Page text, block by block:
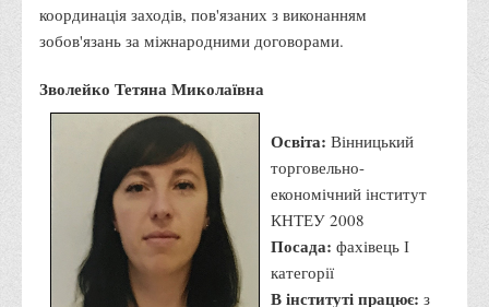
Реквізити для оплати
Права та обов'язки студентів
Інформація про гуртожитки
Положення
Положення про переведення здобувачів вищої освіти на
вакантні місця державного замовлення
Положення про старосту академічної групи
Положення про оцінювання результатів навчання
здобувачів вищої освіти
координація заходів, пов'язаних з виконанням
зобов'язань за міжнародними договорами.
Зволейко Тетяна Миколаївна
Освіта: Вінницький
торговельно-
економічний інститут
КНТЕУ 2008
Посада: фахівець І
категорії
В інституті працює: з